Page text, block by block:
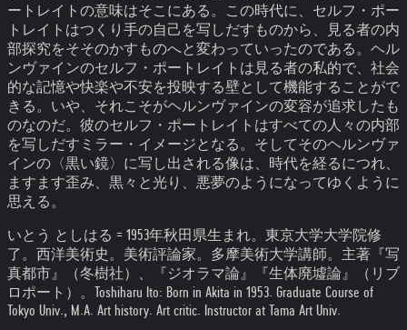
ートレイトの意味はそこにある。この時代に、セルフ・ポー
トレイトはつくり手の自己を写しだすものから、見る者の内
部探究をそそのかすものへと変わっていったのである。 ヘル
ンヴァインのセルフ・ポートレイトは見る者の私的で、社会
的な記憶や快楽や不安を投映する壁として機能することがで
きる。いや、それこそがヘルンヴァインの変容が追求したも
のなのだ。彼のセルフ・ポートレイトはすべての人々の内部
を写しだすミラー・イメージとなる。そしてそのヘルンヴァ
インの〈黒い鏡〉に写し出される像は、時代を経るにつれ、
ますます歪み、黒々と光り、悪夢のようになってゆくように
思える。
いとう としはる = 1953年秋田県生まれ。東京大学大学院修
了。西洋美術史。美術評論家。多摩美術大学講師。主著『写
真都市』（冬樹社）、『ジオラマ論』『生体廃墟論』（リブ
ロポート）。 Toshiharu Ito: Born in Akita in 1953. Graduate Course of
Tokyo Univ., M.A. Art history. Art critic. Instructor at Tama Art Univ.